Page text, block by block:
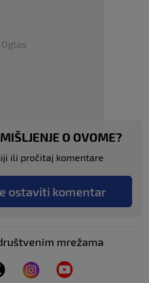
Oglas
O OVOME?
ili pročitaj komentare
ostaviti komentar
mrežama